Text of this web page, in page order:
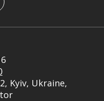
Kyiv, Ukraine,